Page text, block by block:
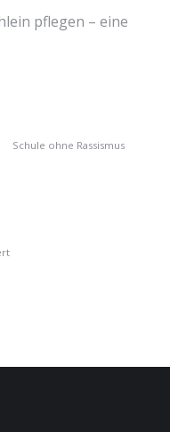
pflegen – eine
Schule ohne Rassismus